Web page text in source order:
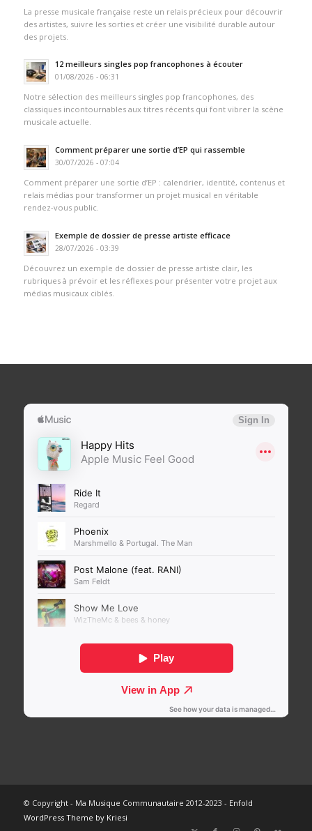
La presse musicale française reste un relais précieux pour découvrir
des artistes, suivre les sorties et créer une visibilité durable autour
des projets.
12 meilleurs singles pop francophones à écouter
01/08/2026 - 06:31
Notre sélection des meilleurs singles pop francophones, des
classiques incontournables aux titres récents qui font vibrer la scène
musicale actuelle.
Comment préparer une sortie d’EP qui rassemble
30/07/2026 - 07:04
Comment préparer une sortie d’EP : calendrier, identité, contenus et
relais médias pour transformer un projet musical en véritable
rendez-vous public.
Exemple de dossier de presse artiste efficace
28/07/2026 - 03:39
Découvrez un exemple de dossier de presse artiste clair, les
rubriques à prévoir et les réflexes pour présenter votre projet aux
médias musicaux ciblés.
© Copyright - Ma Musique Communautaire 2012-2023 - Enfold
WordPress Theme by Kriesi